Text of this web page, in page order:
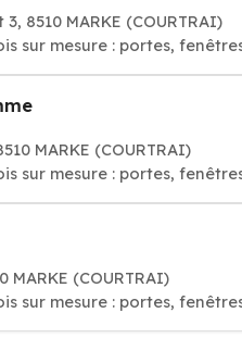
8510 MARKE (COURTRAI)
sur mesure : portes,
MARKE (COURTRAI)
sur mesure : portes,
MARKE (COURTRAI)
sur mesure : portes,